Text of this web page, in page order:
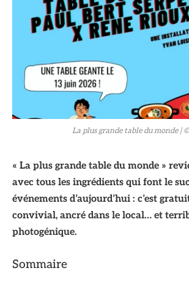
La plus grande table du monde |
« La plus grande table du monde »
avec tous les ingrédients qui font le
événements d’aujourd’hui : c’est
convivial, ancré dans le local… et
photogénique.
Sommaire